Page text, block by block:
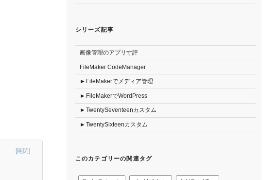
シリーズ記事
画像管理のアプリ寸評
FileMaker CodeManager
FileMakerでメディア管理
FileMakerでWordPress
TwentySeventeenカスタム
TwentySixteenカスタム
このカテゴリーの関連タグ